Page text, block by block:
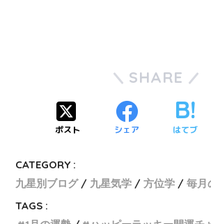
SHARE
ポスト シェア はてブ
CATEGORY :
九星別ブログ
九星気学 方位学 毎月
TAGS :